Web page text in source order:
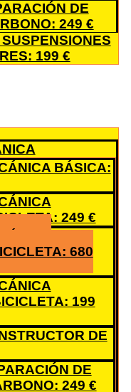
DE
249 €
199 €
BÁSICA:
249 €
680
199
DE
DE
249 €